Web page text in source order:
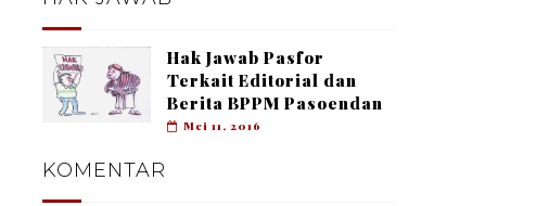
Hak Jawab Pasfor
Terkait Editorial dan
Berita BPPM Pasoendan
Mei 11, 2016
KOMENTAR